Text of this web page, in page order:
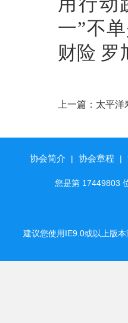
一”不
财险 罗
上一篇： 太平洋
协会简介 | 协会章程 |
您是第 17449803
建议您使用IE9.0或以上版